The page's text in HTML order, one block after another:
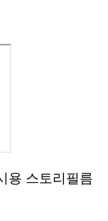
용 스토리필름